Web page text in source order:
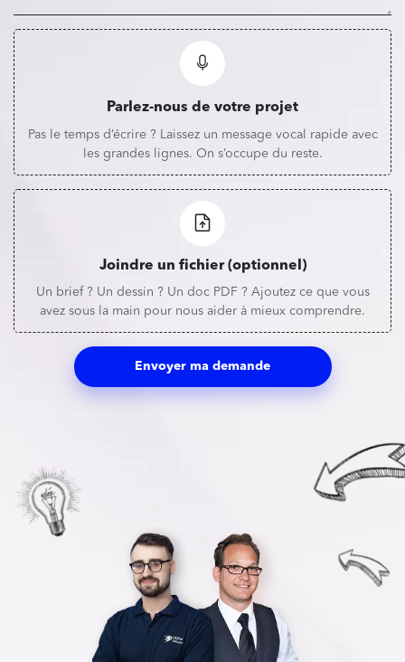
Parlez-nous de votre projet
Pas le temps d’écrire ? Laissez un message vocal rapide avec
les grandes lignes. On s’occupe du reste.
Joindre un fichier (optionnel)
Un brief ? Un dessin ? Un doc PDF ? Ajoutez ce que vous
avez sous la main pour nous aider à mieux comprendre.
Envoyer ma demande